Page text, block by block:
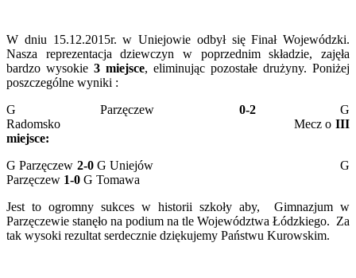
W dniu 15.12.2015r. w Uniejowie odbył się Finał Wojewódzki.
Nasza reprezentacja dziewczyn w poprzednim składzie, zajęła
bardzo wysokie 3 miejsce, eliminując pozostałe drużyny. Poniżej
poszczególne wyniki :
G Parzęczew 0-2G
Radomsko Mecz o III
miejsce:
G Parzęczew 2-0G Uniejów G
Parzęczew 1-0 G Tomawa
Jest to ogromny sukces w historii szkoły aby, Gimnazjum w
Parzęczewie stanęło na podium na tle Województwa Łódzkiego. Za
tak wysoki rezultat serdecznie dziękujemy Państwu Kurowskim.